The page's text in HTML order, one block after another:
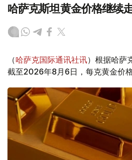
哈萨克斯坦黄金价格继续
（哈萨克国际通讯社讯）根据哈萨
截至2026年8月6日，每克黄金价